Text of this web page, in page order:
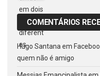
COMENTÁRIOS
Hugo Santana em
quem não é amigo